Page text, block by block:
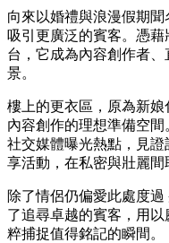
向來以婚禮與浪漫假期聞
吸引更廣泛的賓客。憑
台，它成為內容創作者
景。
樓上的更衣區，原為新
內容創作的理想準備空
社交媒體曝光熱點，見
享活動，在私密與壯麗間
除了情侶仍偏愛此處度過
了追尋卓越的賓客，用
粹捕捉值得銘記的瞬間。